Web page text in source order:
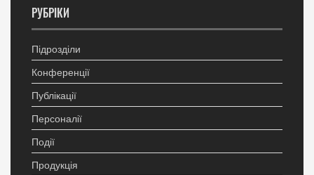
РУБРІКИ
Підрозділи
Конференції
Публікації
Персоналії
Події
Продукція